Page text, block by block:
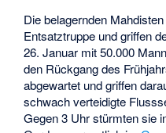
Die belagernden
Entsatztruppe und griffen
26. Januar mit 50.000
den Rückgang des
abgewartet und griffen
schwach verteidigte
Gegen 3 Uhr stürmten sie